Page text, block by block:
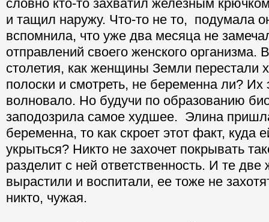
словно кто-то захватил железным
и тащил наружу. Что-то не то, подумала
вспомнила, что уже два месяца не
отправлений своего женского организма.
столетия, как женщины Земли перестали
полоски и смотреть, не беременна ли? Их
волновало. Но будучи по образованию
заподозрила самое худшее. Элина
беременна, то как скроет этот факт, куда
укрыться? Никто не захочет покрывать
разделит с ней ответственность. И те
вырастили и воспитали, ее тоже не
никто, чужая.